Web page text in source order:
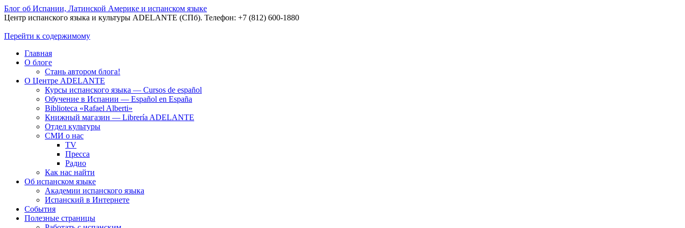
Блог об Испании, Латинской Америке и испанском языке
Центр испанского языка и культуры ADELANTE (СПб). Телефон: +7 (812) 600-1880
Перейти к содержимому
Главная
О блоге
Стань автором блога!
О Центре ADELANTE
Курсы испанского языка — Cursos de español
Обучение в Испании — Español en España
Biblioteca «Rafael Alberti»
Книжный магазин — Librería ADELANTE
Отдел культуры
СМИ о нас
TV
Пресса
Радио
Как нас найти
Об испанском языке
Академии испанского языка
Испанский в Интернете
Cобытия
Полезные страницы